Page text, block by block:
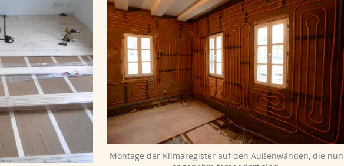
Montage der Klimaregister auf den Außenwänden, die nun